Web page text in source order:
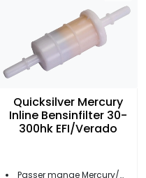
Quicksilver Mercury
Inline Bensinfilter 30-
300hk EFI/Verado
Passer mange Mercury/Mariner